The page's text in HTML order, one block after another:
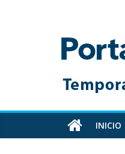
Toda
información
cruceros
en
un
INICIO